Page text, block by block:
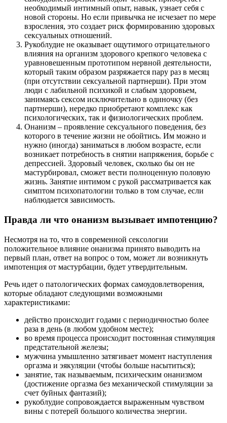
необходимый интимный опыт, навык, узнает себя с
новой стороны. Но если привычка не исчезает по мере
взросления, это создает риск формированию здоровых
сексуальных отношений.
Рукоблудие не оказывает ощутимого отрицательного
влияния на организм здорового крепкого человека с
уравновешенным прототипом нервной деятельности,
который таким образом разряжается пару раз в месяц
(при отсутствии сексуальной партнерши). При этом
люди с лабильной психикой и слабым здоровьем,
занимаясь сексом исключительно в одиночку (без
партнерши), нередко приобретают комплекс как
психологических, так и физиологических проблем.
Онанизм – проявление сексуального поведения, без
которого в течение жизни не обойтись. Им можно и
нужно (иногда) заниматься в любом возрасте, если
возникает потребность в снятии напряжения, борьбе с
депрессией. Здоровый человек, сколько бы он не
мастурбировал, сможет вести полноценную половую
жизнь. Занятие интимом с рукой рассматривается как
симптом психопатологии только в том случае, если
наблюдается зависимость.
Правда ли что онанизм вызывает импотенцию?
Несмотря на то, что в современной сексологии
положительное влияние онанизма принято выводить на
первый план, ответ на вопрос о том, может ли возникнуть
импотенция от мастурбации, будет утвердительным.
Речь идет о патологических формах самоудовлетворения,
которые обладают следующими возможными
характеристиками:
действо происходит годами с периодичностью более
раза в день (в любом удобном месте);
во время процесса происходит постоянная стимуляция
предстательной железы;
мужчина умышленно затягивает момент наступления
оргазма и эякуляции (чтобы больше насытиться);
занятие, так называемым, психическим онанизмом
(достижение оргазма без механической стимуляции за
счет буйных фантазий);
рукоблудие сопровождается выраженным чувством
вины с потерей большого количества энергии.